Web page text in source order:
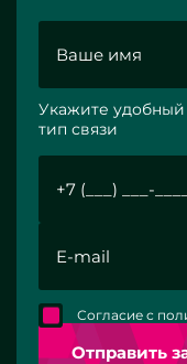
Укажите удобный
тип связи
Отправить
Согласие с